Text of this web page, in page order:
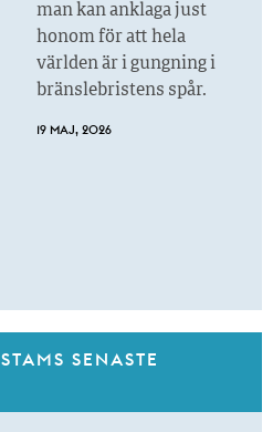
man kan anklaga just
honom för att hela
världen är i gungning i
bränslebristens spår.
19 MAJ, 2026
SENASTE